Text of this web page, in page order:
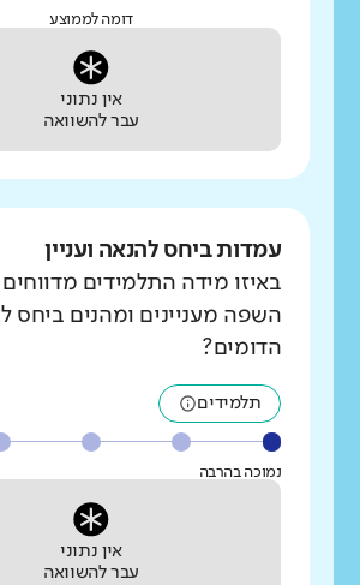
דומה לממוצע
אין נתוני
עבר להשוואה
עמדות ביחס להנאה ועניין
באיזו מידה התלמידים
השפה מעניינים ומהנים ביחס
הדומים?
תלמידים
נמוכה בהרבה
אין נתוני
עבר להשוואה